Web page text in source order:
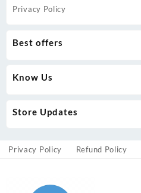
Privacy Policy
Best offers
Know Us
Store Updates
Privacy Policy Refund Policy